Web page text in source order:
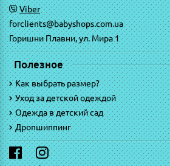
Viber
forclients@babyshops.com.ua
Горишни Плавни, ул. Мира 1
Полезное
Как выбрать размер?
Уход за детской одеждой
Одежда в детский сад
Дропшиппинг